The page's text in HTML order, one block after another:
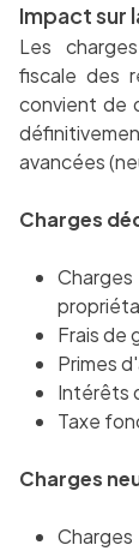
Impact sur
Les
fiscale des
convient de
avancées
Charges
Frais de
Primes
Intérêts
Taxe
Charges